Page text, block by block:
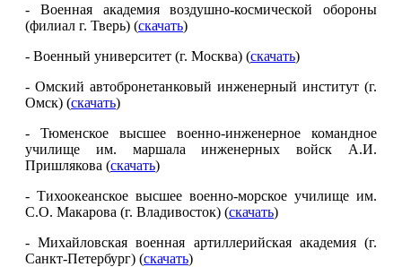
- Военная академия воздушно-космической обороны
(филиал г. Тверь) (скачать)
- Военный университет (г. Москва) (скачать)
- Омский автобронетанковый инженерный институт (г.
Омск) (скачать)
- Тюменское высшее военно-инженерное командное
училище им. маршала инженерных войск А.И.
Пришлякова (скачать)
- Тихоокеанское высшее военно-морское училище им.
С.О. Макарова (г. Владивосток) (скачать)
- Михайловская военная артиллерийская академия (г.
Санкт-Петербург) (скачать)